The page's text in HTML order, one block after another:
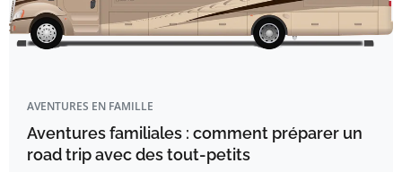
AVENTURES EN FAMILLE
Aventures familiales : comment préparer un
road trip avec des tout-petits​